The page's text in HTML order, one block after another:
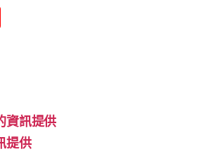
u
b資訊提供
提供